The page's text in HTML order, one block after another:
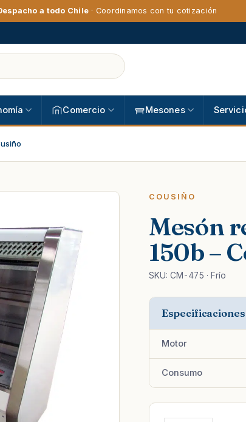
a todo Chile · Coordinamos con tu cotización
Comercio Mesones
COUSIÑO
Mesón
150b –
SKU: CM-475 · Frío
Especificaciones
Motor
Consumo